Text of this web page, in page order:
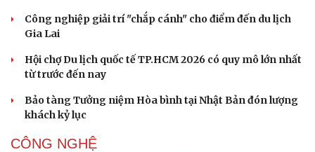
Công nghiệp giải trí "chắp cánh" cho điểm đến du lịch
Gia Lai
Hội chợ Du lịch quốc tế TP.HCM 2026 có quy mô lớn nhất
từ trước đến nay
Bảo tàng Tưởng niệm Hòa bình tại Nhật Bản đón lượng
khách kỷ lục
CÔNG NGHỆ